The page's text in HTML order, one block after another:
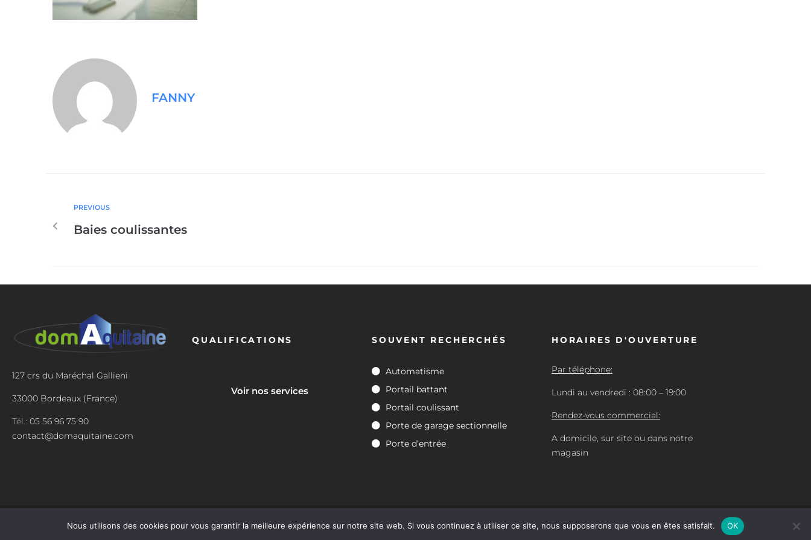
FANNY
PREVIOUS
Baies coulissantes
127 crs du Maréchal Gallieni
33000 Bordeaux (France)
Tél.: 05 56 96 75 90
contact@domaquitaine.com
QUALIFICATIONS
Voir nos services
SOUVENT RECHERCHÉS
Automatisme
Portail battant
Portail coulissant
Porte de garage sectionnelle
Porte d’entrée
HORAIRES D'OUVERTURE
Par téléphone:
Lundi au vendredi : 08:00 – 19:00
Rendez-vous commercial:
A domicile, sur site ou dans notre
magasin
© 2023 Domaquitaine. tous droits réservés. | Réalisation Nouveausoft.com
Nous utilisons des cookies pour vous garantir la meilleure expérience sur notre site web. Si vous continuez à utiliser ce site, nous supposerons que vous en êtes satisfait. OK